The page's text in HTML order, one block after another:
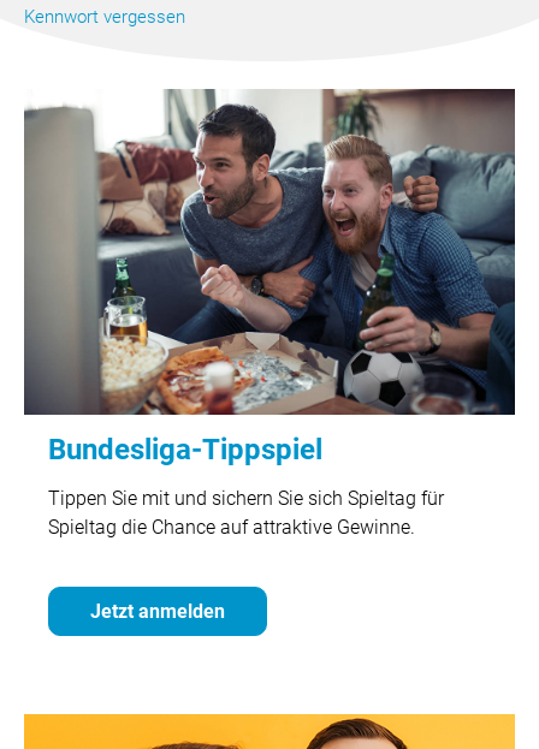
Kennwort vergessen
Bundesliga-Tippspiel
Tippen Sie mit und sichern Sie sich Spieltag für
Spieltag die Chance auf attraktive Gewinne.
Jetzt anmelden